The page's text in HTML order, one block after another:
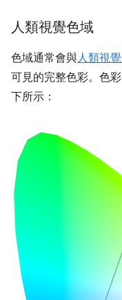
人類視覺色域
色域通常會與人類視
可見的完整色彩。色
下所示：